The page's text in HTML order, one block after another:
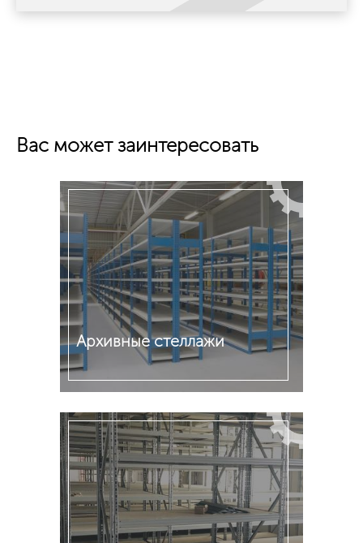
Вас может заинтересовать
Архивные стеллажи
Подробнее